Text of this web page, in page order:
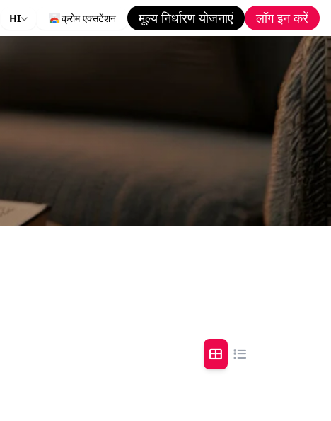
HI क्रोम एक्सटेंशन मूल्य निर्धारण योजनाएं लॉग इन करें